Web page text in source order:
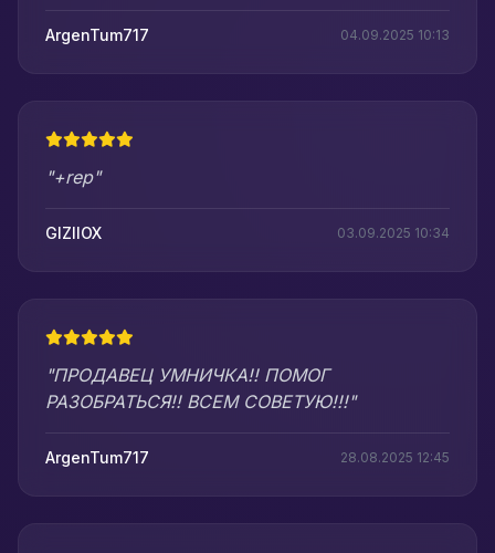
ArgenTum717 04.09.2025 10:13
"+rep"
GIZIIOX 03.09.2025 10:34
"ПРОДАВЕЦ УМНИЧКА!! ПОМОГ
РАЗОБРАТЬСЯ!! ВСЕМ СОВЕТУЮ!!!"
ArgenTum717 28.08.2025 12:45